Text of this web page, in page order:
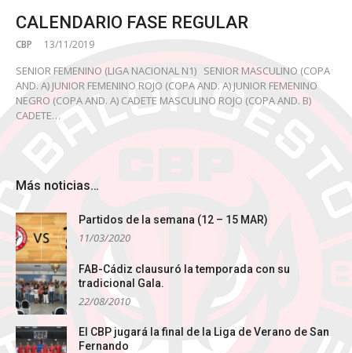
CALENDARIO FASE REGULAR
CBP 13/11/2019
SENIOR FEMENINO (LIGA NACIONAL N1) SENIOR MASCULINO (COPA
AND. A) JUNIOR FEMENINO ROJO (COPA AND. A) JUNIOR FEMENINO
NEGRO (COPA AND. A) CADETE MASCULINO ROJO (COPA AND. B)
CADETE…
Más noticias…
Partidos de la semana (12 – 15 MAR)
11/03/2020
FAB-Cádiz clausuró la temporada con su
tradicional Gala.
22/08/2010
El CBP jugará la final de la Liga de Verano de San
Fernando